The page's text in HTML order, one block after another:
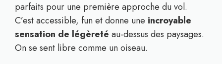
parfaits pour une première approche du vol.
C’est accessible, fun et donne une incroyable
sensation de légèreté au-dessus des paysages.
On se sent libre comme un oiseau.